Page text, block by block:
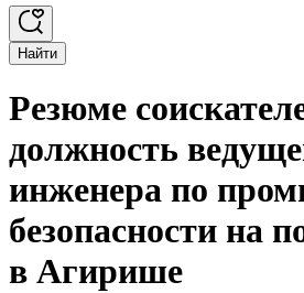
Найти
Резюме
должность
инженера по
безопасности на
в Агирише